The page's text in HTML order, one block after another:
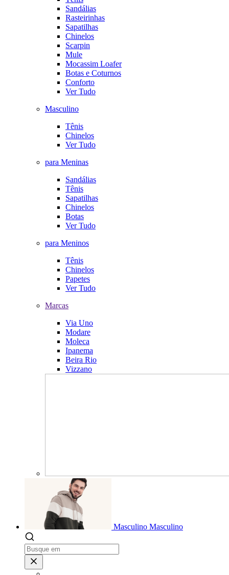
Sandálias
Rasteirinhas
Sapatilhas
Chinelos
Scarpin
Mule
Mocassim Loafer
Botas e Coturnos
Conforto
Ver Tudo
Masculino
Tênis
Chinelos
Ver Tudo
para Meninas
Sandálias
Tênis
Sapatilhas
Chinelos
Botas
Ver Tudo
para Meninos
Tênis
Chinelos
Papetes
Ver Tudo
Marcas
Via Uno
Modare
Moleca
Ipanema
Beira Rio
Vizzano
Masculino Masculino